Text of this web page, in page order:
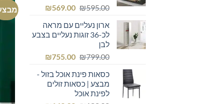
דורג5.00
₪595.00
המחיר
היה:
₪595.00.
₪569.00
המחיר
הוא:
₪569.00.
ארון נעליים עם מראה
לכ-36 זוגות נעליים בצבע
לבן
₪799.00
המחיר
היה:
₪799.00.
₪755.00
המחיר
הוא:
כסאות פינת אוכל בזול -
מבצע | כסאות זולים
לפינת אוכל